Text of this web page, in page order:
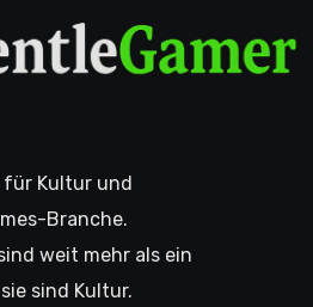
für Kultur und
Branche.
weit mehr als ein
sind Kultur.